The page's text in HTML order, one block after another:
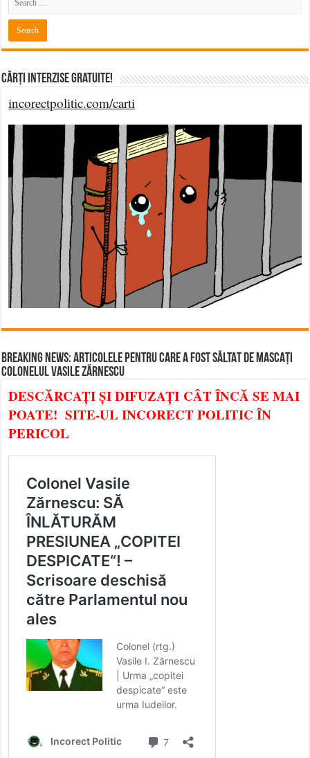
Cărți Interzise Gratuite!
incorectpolitic.com/carti
BREAKING NEWS: ARTICOLELE PENTRU CARE A FOST SĂLTAT DE MASCAȚI
COLONELUL VASILE ZĂRNESCU
DESCĂRCAȚI ȘI DIFUZAȚI CÂT ÎNCĂ SE MAI
POATE! SITE-UL INCORECT POLITIC ÎN
PERICOL